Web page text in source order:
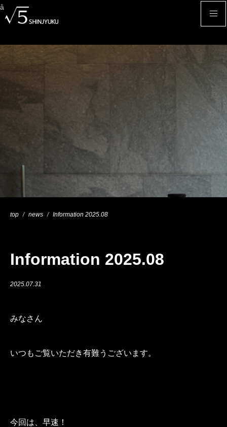
å
top news Information 2025.08
Information 2025.08
2025.07.31
みなさん
いつもご覧いただき有難うございます。
今回は、早速！